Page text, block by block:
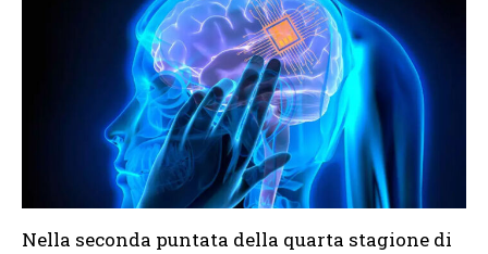
Nella seconda puntata della quarta stagione di